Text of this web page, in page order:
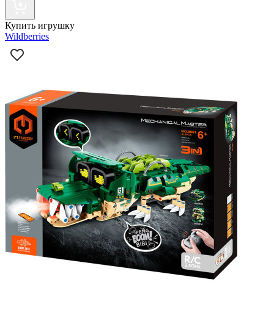
Купить игрушку
Wildberries